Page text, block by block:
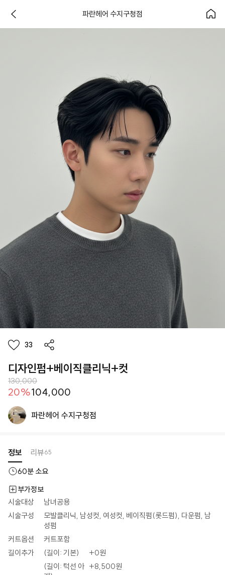
파란헤어 수지구청점
33
디자인펌+베이직클리닉+컷
130,000
20%104,000
파란헤어 수지구청점
정보 리뷰65
60분 소요
부가정보
시술대상
남녀공용
시술구성
모발클리닉, 남성컷, 여성컷, 베이직펌(롯드펌), 다운펌, 남
성펌
커트옵션
커트포함
길이추가
(길이: 기본) +0원
(길이: 턱선 아 +8,500원